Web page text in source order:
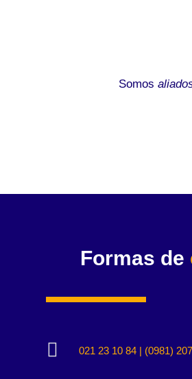
Somos
Formas de
 021 23 10 84 | (0981)